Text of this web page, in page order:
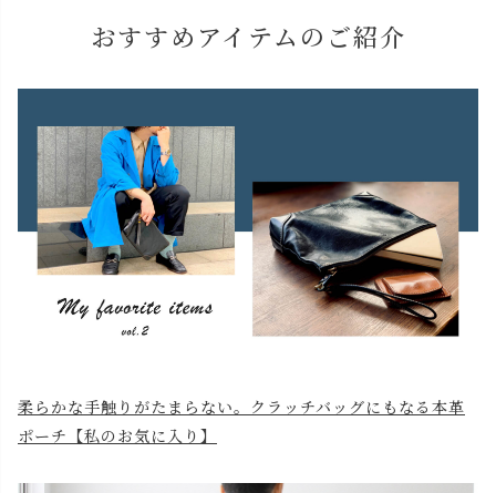
おすすめアイテムのご紹介
柔らかな手触りがたまらない。クラッチバッグにもなる本革
ポーチ【私のお気に入り】